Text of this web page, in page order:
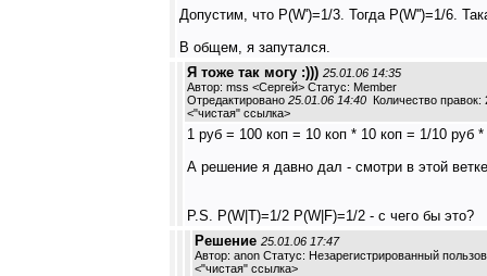
Допустим, что P(W')=1/3. Тогда P(W'')=1/6.
В общем, я запутался.
Я тоже так могу :))) 25.01.06 14:35
Автор: mss <Сергей> Статус: Member
Отредактировано 25.01.06 14:40 Количество правок:
<"чистая" ссылка>
1 руб = 100 коп = 10 коп * 10 коп = 1/10 руб
А решение я давно дал - смотри в этой
P.S. P(W|T)=1/2 P(W|F)=1/2 - с чего бы это?
Решение 25.01.06 17:47
Автор: anon Статус: Незарегистрированный
<"чистая" ссылка>